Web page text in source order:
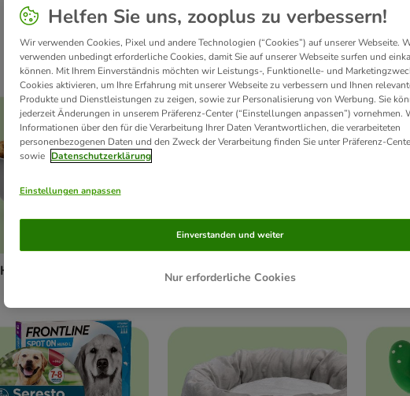
Hundefutter trocken Hundefutter nass
Helfen Sie uns, zooplus zu verbessern!
Wir verwenden Cookies, Pixel und andere Technologien (“Cookies”) auf unserer Webseite.
verwenden unbedingt erforderliche Cookies, damit Sie auf unserer Webseite surfen und
können. Mit Ihrem Einverständnis möchten wir Leistungs-, Funktionelle- und
Cookies aktivieren, um Ihre Erfahrung mit unserer Webseite zu verbessern und Ihnen
Produkte und Dienstleistungen zu zeigen, sowie zur Personalisierung von Werbung. Sie
jederzeit Änderungen in unserem Präferenz-Center (“Einstellungen anpassen”) vornehmen.
Informationen über den für die Verarbeitung Ihrer Daten Verantwortlichen, die verarbeiteten
personenbezogenen Daten und den Zweck der Verarbeitung finden Sie unter Präferenz-
sowie Datenschutzerklärung
Einstellungen anpassen
Nur erforderliche Cookies
Einverstanden und weiter